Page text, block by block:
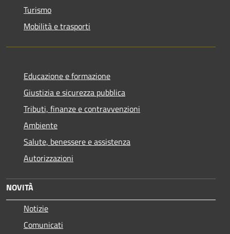
Turismo
Mobilità e trasporti
Educazione e formazione
Giustizia e sicurezza pubblica
Tributi, finanze e contravvenzioni
Ambiente
Salute, benessere e assistenza
Autorizzazioni
NOVITÀ
Notizie
Comunicati